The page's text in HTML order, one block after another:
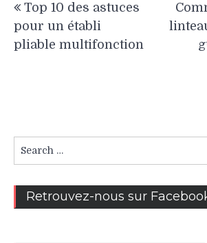
de
l’article
Top 10 des astuces
pour un établi
pliable multifonction
for:
Retrouvez-nous sur